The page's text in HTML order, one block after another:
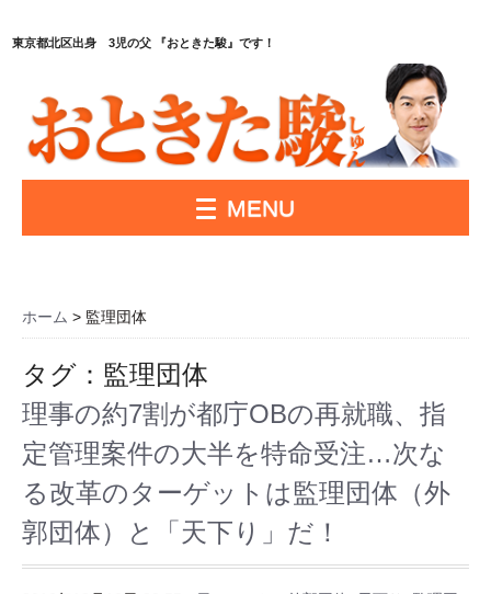
東京都北区出身 3児の父 『おときた駿』です！
MENU
ホーム > 監理団体
タグ：監理団体
理事の約7割が都庁OBの再就職、指
定管理案件の大半を特命受注…次な
る改革のターゲットは監理団体（外
郭団体）と「天下り」だ！